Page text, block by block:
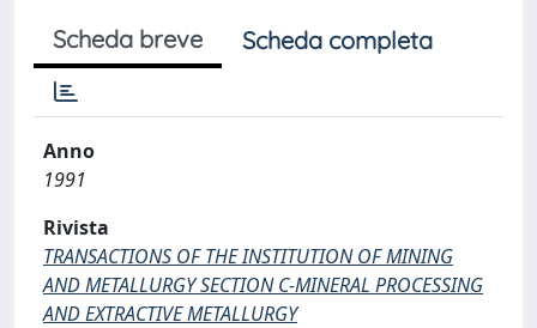
Scheda breve Scheda completa
Anno
1991
Rivista
TRANSACTIONS OF THE INSTITUTION OF MINING
AND METALLURGY SECTION C-MINERAL PROCESSING
AND EXTRACTIVE METALLURGY